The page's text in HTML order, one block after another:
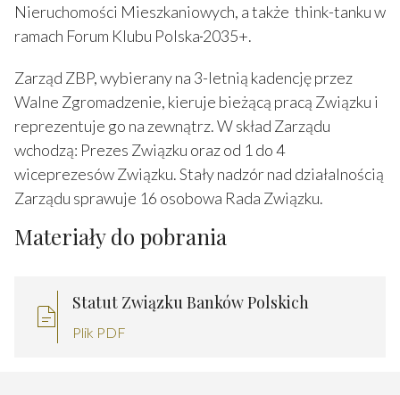
Nieruchomości Mieszkaniowych, a także think-tanku w
ramach Forum Klubu Polska 2035+.
Zarząd ZBP, wybierany na 3-letnią kadencję przez
Walne Zgromadzenie, kieruje bieżącą pracą Związku i
reprezentuje go na zewnątrz. W skład Zarządu
wchodzą: Prezes Związku oraz od 1 do 4
wiceprezesów Związku. Stały nadzór nad działalnością
Zarządu sprawuje 16 osobowa Rada Związku.
Materiały do pobrania
Statut Związku Banków Polskich
Plik PDF